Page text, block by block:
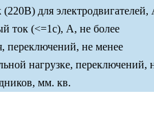
для электродвигателей,
ток (<=1c), А, не более
переключений, не менее
нагрузке, переключений,
мм. кв.